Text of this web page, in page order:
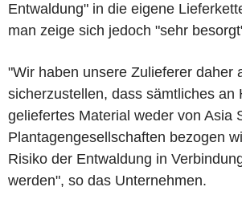
Entwaldung" in die eigene
man zeige sich jedoch "sehr
"Wir haben unsere Zulieferer daher
sicherzustellen, dass sämtliches an
geliefertes Material weder von Asia
Plantagengesellschaften bezogen
Risiko der Entwaldung in
werden", so das Unternehmen.